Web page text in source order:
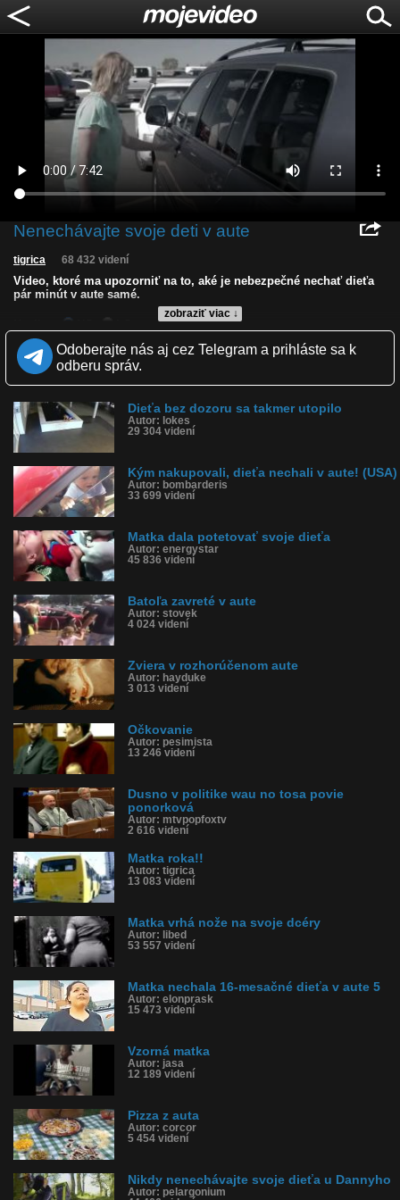
Nenechávajte svoje deti v aute
zobraziť viac ↓
tigrica 68 432 videní
Video, ktoré ma upozorniť na to, aké je nebezpečné nechať dieťa
pár minút v aute samé.
Zverejnené: 27.7.2013 19:09
Páči sa: 83% (183 hlasov)
Obľúbené: 93
Komentárov: 220
Kategória: ľudia
Tagy: dieťa, matka, dieťa v aute, dusno v aute, teplo, smrť
História sledovanosti videa:
Odoberajte nás aj cez Telegram a prihláste sa k
odberu správ.
Dieťa bez dozoru sa takmer utopilo
Autor: lokes
29 304 videní
Kým nakupovali, dieťa nechali v aute! (USA)
Autor: bombarderis
33 699 videní
Matka dala potetovať svoje dieťa
Autor: energystar
45 836 videní
Batoľa zavreté v aute
Autor: stovek
4 024 videní
Zviera v rozhorúčenom aute
Autor: hayduke
3 013 videní
Očkovanie
Autor: pesimista
13 246 videní
Dusno v politike wau no tosa povie
ponorková
Autor: mtvpopfoxtv
2 616 videní
Matka roka!!
Autor: tigrica
13 083 videní
Matka vrhá nože na svoje dcéry
Autor: libed
53 557 videní
Matka nechala 16-mesačné dieťa v aute 5
Autor: elonprask
15 473 videní
Vzorná matka
Autor: jasa
12 189 videní
Pizza z auta
Autor: corcor
5 454 videní
Nikdy nenechávajte svoje dieťa u Dannyho
Autor: pelargonium